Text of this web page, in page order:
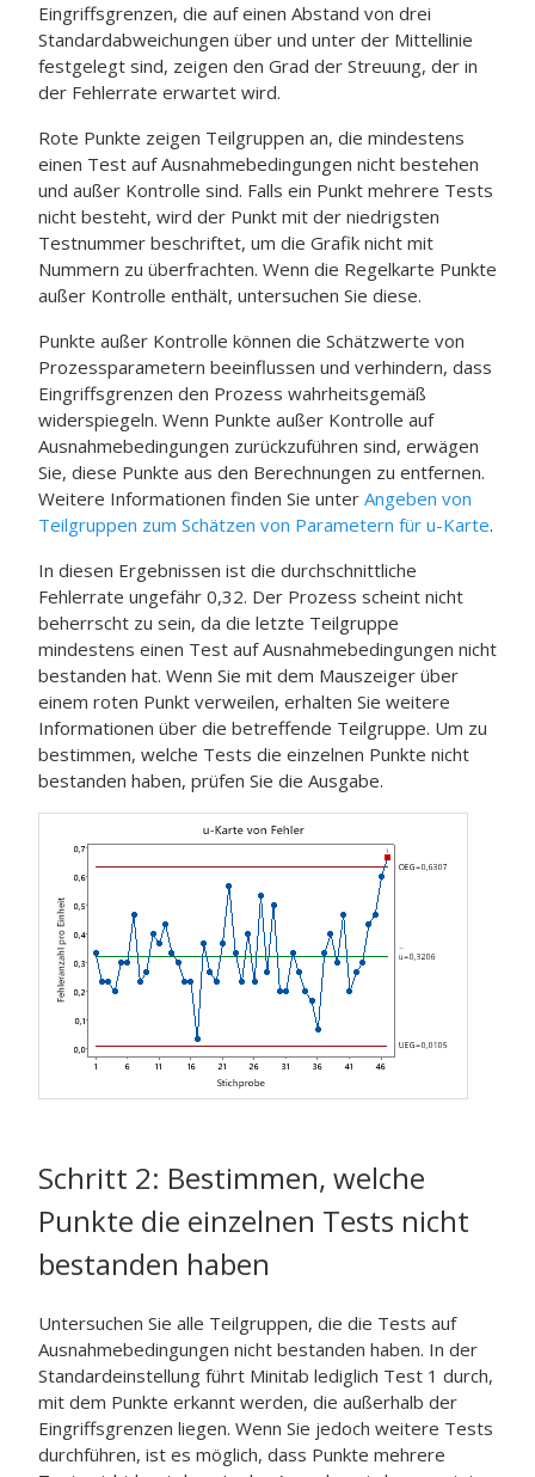
Eingriffsgrenzen, die auf einen Abstand von drei
Standardabweichungen über und unter der Mittellinie
festgelegt sind, zeigen den Grad der Streuung, der in
der Fehlerrate erwartet wird.
Rote Punkte zeigen Teilgruppen an, die mindestens
einen Test auf Ausnahmebedingungen nicht bestehen
und außer Kontrolle sind. Falls ein Punkt mehrere Tests
nicht besteht, wird der Punkt mit der niedrigsten
Testnummer beschriftet, um die Grafik nicht mit
Nummern zu überfrachten. Wenn die Regelkarte Punkte
außer Kontrolle enthält, untersuchen Sie diese.
Punkte außer Kontrolle können die Schätzwerte von
Prozessparametern beeinflussen und verhindern, dass
Eingriffsgrenzen den Prozess wahrheitsgemäß
widerspiegeln. Wenn Punkte außer Kontrolle auf
Ausnahmebedingungen zurückzuführen sind, erwägen
Sie, diese Punkte aus den Berechnungen zu entfernen.
Weitere Informationen finden Sie unter Angeben von
Teilgruppen zum Schätzen von Parametern für u-Karte.
In diesen Ergebnissen ist die durchschnittliche
Fehlerrate ungefähr 0,32. Der Prozess scheint nicht
beherrscht zu sein, da die letzte Teilgruppe
mindestens einen Test auf Ausnahmebedingungen nicht
bestanden hat. Wenn Sie mit dem Mauszeiger über
einem roten Punkt verweilen, erhalten Sie weitere
Informationen über die betreffende Teilgruppe. Um zu
bestimmen, welche Tests die einzelnen Punkte nicht
bestanden haben, prüfen Sie die Ausgabe.
Schritt 2: Bestimmen, welche
Punkte die einzelnen Tests nicht
bestanden haben
Untersuchen Sie alle Teilgruppen, die die Tests auf
Ausnahmebedingungen nicht bestanden haben. In der
Standardeinstellung führt Minitab lediglich Test 1 durch,
mit dem Punkte erkannt werden, die außerhalb der
Eingriffsgrenzen liegen. Wenn Sie jedoch weitere Tests
durchführen, ist es möglich, dass Punkte mehrere